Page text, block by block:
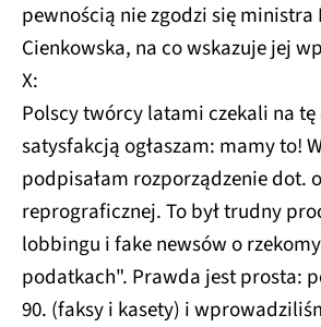
pewnością nie zgodzi się ministra
Cienkowska, na co wskazuje jej
X:
Polscy twórcy latami czekali na tę
satysfakcją ogłaszam: mamy to!
podpisałam rozporządzenie dot.
reprograficznej. To był trudny
lobbingu i fake newsów o
podatkach". Prawda jest prosta:
90. (faksy i kasety) i